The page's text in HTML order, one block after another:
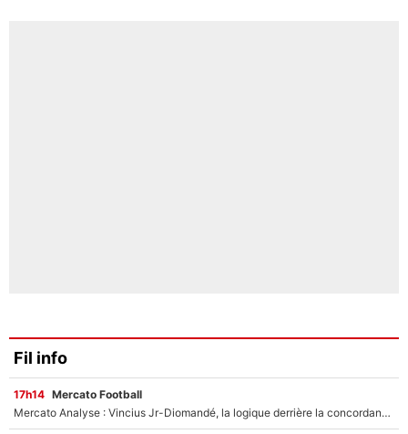
Fil info
17h14 Mercato Football
Mercato Analyse : Vincius Jr-Diomandé, la logique derrière la concordance des temps